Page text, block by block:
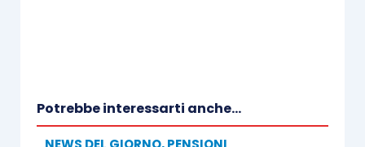
Potrebbe interessarti anche...